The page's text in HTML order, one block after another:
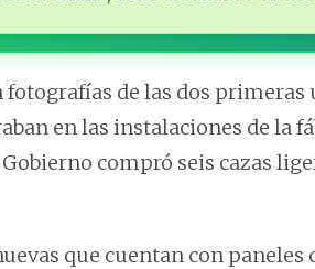
fotografías de las dos primeras
en las instalaciones de la
compró seis cazas
que cuentan con